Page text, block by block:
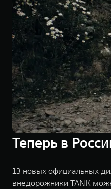
Теперь в
13 новых официальных
внедорожники TANK